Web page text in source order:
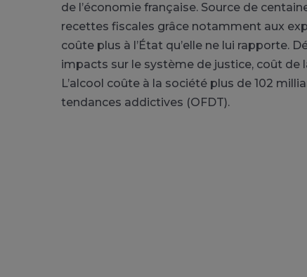
de l’économie française. Source de
recettes fiscales grâce notamment aux
coûte plus à l’État qu’elle ne lui rapporte.
impacts sur le système de justice, coût de
L’alcool coûte à la société plus de 102
tendances addictives (OFDT).